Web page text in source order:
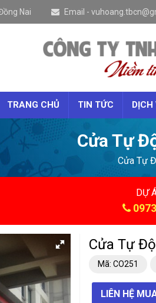
Nai Email -
TRANG CHỦ TIN TỨC DỊCH
Cửa Tự
Cửa Tự
DỰ
Cửa Tự
Mã: CO251
LIÊN HỆ